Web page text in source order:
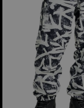
hommes